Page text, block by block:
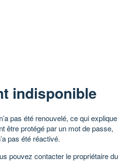
indisponible
pas été renouvelé, ce qui explique
être protégé par un mot de passe,
pas été réactivé.
pouvez contacter le propriétaire du